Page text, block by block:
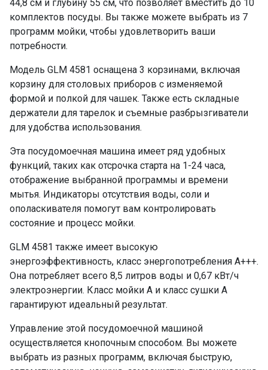
Использование средств 3 в 1
да
Сокращение времени мытья Express
да
Класс энергопотребления
A+++
Потребление воды
8.5
Потребление электроэнергии, кВт/ч
0.67
Класс сушки
А
Инверторный мотор
нет
Автоматическое открывание двери
да
Луч на полу
Внутренняя LED-подсветка
Функция "ALT"
да
Усиленное мытье PowerWash
да
Защита от протечек
полная
Самодиагностика неисправностей
да
Управление
кнопочное
Быстрая
да, 30 мин
44,8 см и глубину 55 см, что позволяет вместить до 10
комплектов посуды. Вы также можете выбрать из 7
программ мойки, чтобы удовлетворить ваши
потребности.
Модель GLM 4581 оснащена 3 корзинами, включая
корзину для столовых приборов с изменяемой
формой и полкой для чашек. Также есть складные
держатели для тарелок и съемные разбрызгиватели
для удобства использования.
Эта посудомоечная машина имеет ряд удобных
функций, таких как отсрочка старта на 1-24 часа,
отображение выбранной программы и времени
мытья. Индикаторы отсутствия воды, соли и
ополаскивателя помогут вам контролировать
состояние и процесс мойки.
GLM 4581 также имеет высокую
энергоэффективность, класс энергопотребления A+++.
Она потребляет всего 8,5 литров воды и 0,67 кВт/ч
электроэнергии. Класс мойки А и класс сушки А
гарантируют идеальный результат.
Управление этой посудомоечной машиной
осуществляется кнопочным способом. Вы можете
выбрать из разных программ, включая быструю,